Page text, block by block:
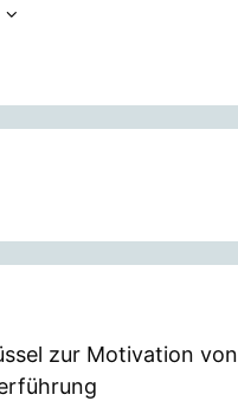
zur Motivation von